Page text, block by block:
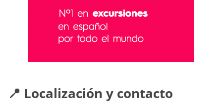
📍 Localización y contacto